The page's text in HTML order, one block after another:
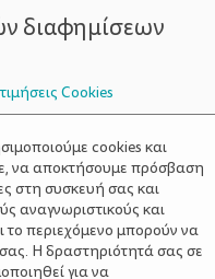
ΣΥΜΒΟΥΛΟΙ
διαφημίσεων
Cookies
cookies και
να αποκτήσουμε πρόσβαση
στη συσκευή σας και
αναγνωριστικούς και
το περιεχόμενο μπορούν να
Η δραστηριότητά σας σε
για να